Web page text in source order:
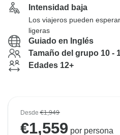
Intensidad baja
Los viajeros pueden
ligeras
Guiado en Inglés
Tamaño del grupo 10 -
Edades 12+
Desde€1,949
€1,559 por persona